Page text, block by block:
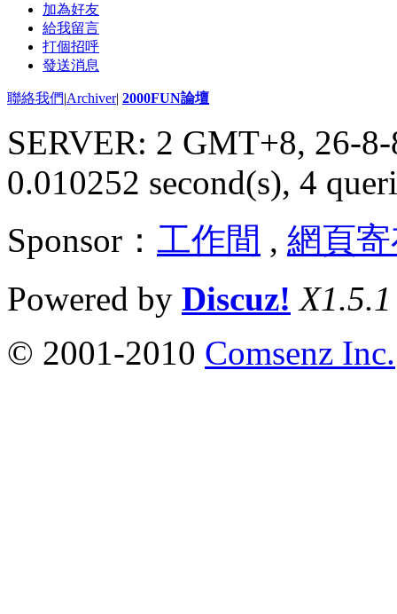
加為好友
給我留言
打個招呼
發送消息
聯絡我們|Archiver| 2000FUN論壇
SERVER: 2 GMT+8, 26-
0.010252 second(s), 4
Sponsor： 工作間 , 網頁
Powered by Discuz! X1.5.1
© 2001-2010 Comsenz Inc.